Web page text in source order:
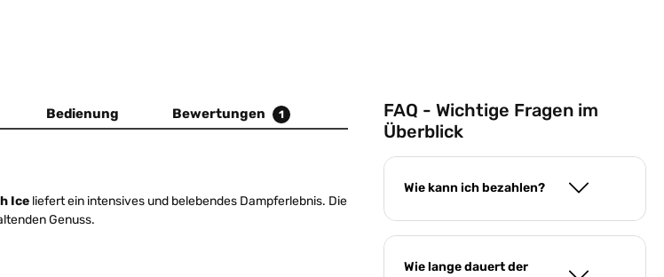
Bedienung Bewertungen 1
Ice liefert ein intensives und belebendes Dampferlebnis. Die
Genuss.
FAQ - Wichtige Fragen im
Überblick
Wie kann ich bezahlen?
Wie lange dauert der